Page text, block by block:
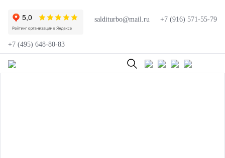
salditurbo@mail.ru +7 (916) 571-55-79
+7 (495) 648-80-83